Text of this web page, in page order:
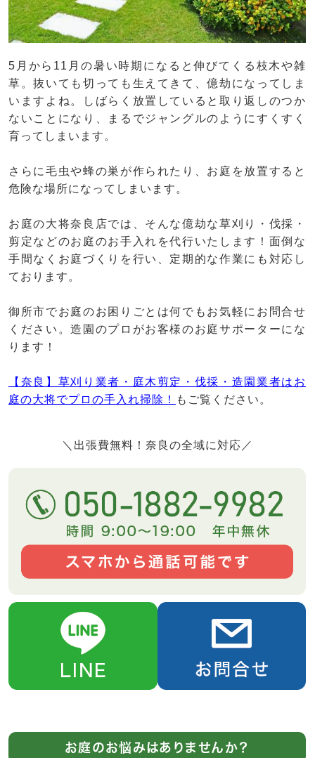
5月から11月の暑い時期になると伸びてくる枝木や雑
草。抜いても切っても生えてきて、億劫になってしま
いますよね。しばらく放置していると取り返しのつか
ないことになり、まるでジャングルのようにすくすく
育ってしまいます。
さらに毛虫や蜂の巣が作られたり、お庭を放置すると
危険な場所になってしまいます。
お庭の大将奈良店では、そんな億劫な草刈り・伐採・
剪定などのお庭のお手入れを代行いたします！面倒な
手間なくお庭づくりを行い、定期的な作業にも対応し
ております。
御所市でお庭のお困りごとは何でもお気軽にお問合せ
ください。造園のプロがお客様のお庭サポーターにな
ります！
【奈良】草刈り業者・庭木剪定・伐採・造園業者はお
庭の大将でプロの手入れ掃除！
もご覧ください。
＼出張費無料！奈良の全域に対応／
お庭のお悩みはありませんか？